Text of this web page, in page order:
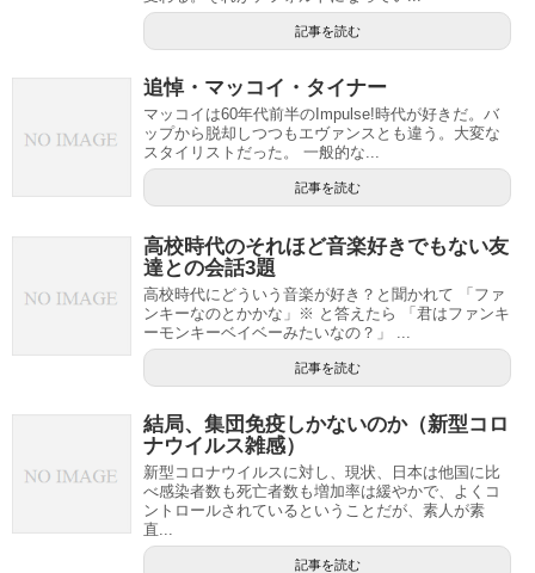
記事を読む
追悼・マッコイ・タイナー
マッコイは60年代前半のImpulse!時代が好きだ。バ
ップから脱却しつつもエヴァンスとも違う。大変な
スタイリストだった。 一般的な...
記事を読む
高校時代のそれほど音楽好きでもない友
達との会話3題
高校時代にどういう音楽が好き？と聞かれて 「ファ
ンキーなのとかかな」※ と答えたら 「君はファンキ
ーモンキーベイベーみたいなの？」 ...
記事を読む
結局、集団免疫しかないのか（新型コロ
ナウイルス雑感）
新型コロナウイルスに対し、現状、日本は他国に比
べ感染者数も死亡者数も増加率は緩やかで、よくコ
ントロールされているということだが、素人が素
直...
記事を読む